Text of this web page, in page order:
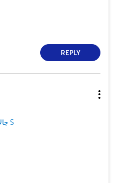
REPLY
جالاكسى S